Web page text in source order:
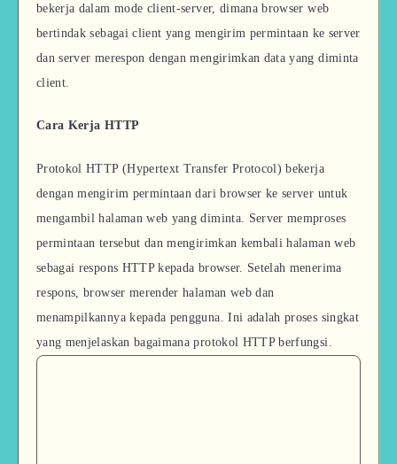
bekerja dalam mode client-server, dimana browser web
bertindak sebagai client yang mengirim permintaan ke server
dan server merespon dengan mengirimkan data yang diminta
client.
Cara Kerja HTTP
Protokol HTTP (Hypertext Transfer Protocol) bekerja
dengan mengirim permintaan dari browser ke server untuk
mengambil halaman web yang diminta. Server memproses
permintaan tersebut dan mengirimkan kembali halaman web
sebagai respons HTTP kepada browser. Setelah menerima
respons, browser merender halaman web dan
menampilkannya kepada pengguna. Ini adalah proses singkat
yang menjelaskan bagaimana protokol HTTP berfungsi.